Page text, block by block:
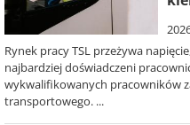
Rynek pracy TSL przeżywa
najbardziej doświadczeni
wykwalifikowanych pracowników
transportowego. ...